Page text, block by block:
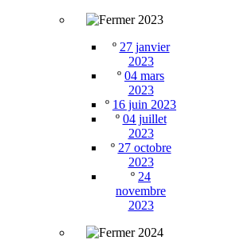
2023
º 27 janvier
2023
º 04 mars
2023
º 16 juin 2023
º 04 juillet
2023
º 27 octobre
2023
º 24
novembre
2023
2024